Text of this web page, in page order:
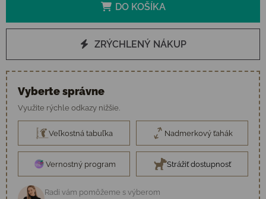
DO KOŠÍKA
ZRÝCHLENÝ NÁKUP
Vyberte správne
Využite rýchle odkazy nižšie.
Veľkostná tabuľka Nadmerkový ťahák
Vernostný program Strážiť dostupnosť
Radi vám pomôžeme s výberom